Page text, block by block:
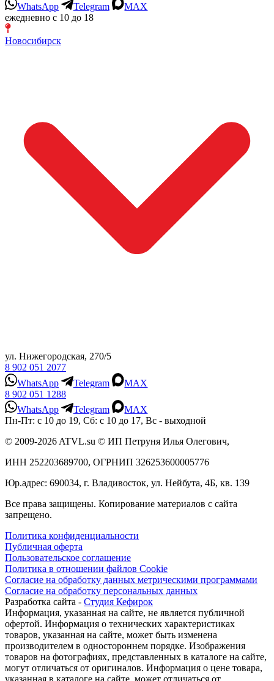
WhatsApp
Telegram
MAX
ежедневно с 10 до 18
Новосибирск
ул. Нижегородская, 270/5
8 902 051 2077
WhatsApp
Telegram
MAX
8 902 051 1288
WhatsApp
Telegram
MAX
Пн-Пт: с 10 до 19, Сб: с 10 до 17, Вс - выходной
© 2009-2026 ATVL.su © ИП Петруня Илья Олегович,
ИНН 252203689700, ОГРНИП 326253600005776
Юр.адрес: 690034, г. Владивосток, ул. Нейбута, 4Б, кв. 139
Все права защищены. Копирование материалов с сайта
запрещено.
Политика конфиденциальности
Публичная оферта
Пользовательское соглашение
Политика в отношении файлов Cookie
Согласие на обработку данных метрическими программами
Согласие на обработку персональных данных
Разработка сайта - Студия Кефирок
Информация, указанная на сайте, не является публичной
офертой. Информация о технических характеристиках
товаров, указанная на сайте, может быть изменена
производителем в одностороннем порядке. Изображения
товаров на фотографиях, представленных в каталоге на сайте,
могут отличаться от оригиналов. Информация о цене товара,
указанная в каталоге на сайте, может отличаться от